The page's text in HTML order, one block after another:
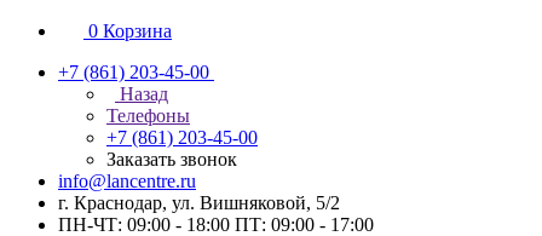
0 Корзина
+7 (861) 203-45-00
Назад
Телефоны
+7 (861) 203-45-00
Заказать звонок
info@lancentre.ru
г. Краснодар, ул. Вишняковой, 5/2
ПН-ЧТ: 09:00 - 18:00 ПТ: 09:00 - 17:00